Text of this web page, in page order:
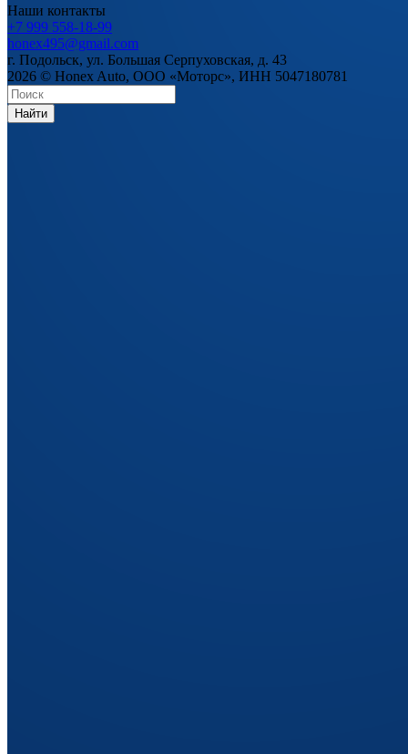
Наши контакты
+7 999 558-18-99
honex495@gmail.com
г. Подольск, ул. Большая Серпуховская, д. 43
2026 © Honex Auto, ООО «Моторс», ИНН 5047180781
Найти